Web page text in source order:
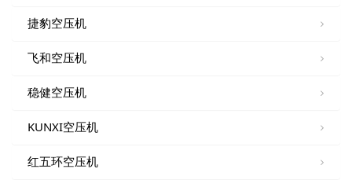
捷豹空压机
飞和空压机
稳健空压机
KUNXI空压机
红五环空压机